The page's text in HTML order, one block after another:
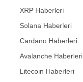
XRP Haberleri
Solana Haberleri
Cardano Haberleri
Avalanche Haberleri
Litecoin Haberleri